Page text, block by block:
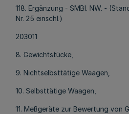
118. Ergänzung - SMBl. NW. -
Nr. 25 einschl.)
203011
8. Gewichtstücke,
9. Nichtselbsttätige Waagen,
10. Selbsttätige Waagen,
11. Meßgeräte zur Bewertung von